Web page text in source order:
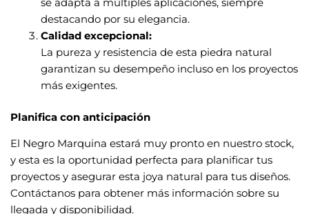
se adapta a múltiples aplicaciones, siempre
destacando por su elegancia.
Calidad excepcional:
La pureza y resistencia de esta piedra natural
garantizan su desempeño incluso en los proyectos
más exigentes.
Planifica con anticipación
El Negro Marquina estará muy pronto en nuestro stock,
y esta es la oportunidad perfecta para planificar tus
proyectos y asegurar esta joya natural para tus diseños.
Contáctanos para obtener más información sobre su
llegada y disponibilidad.